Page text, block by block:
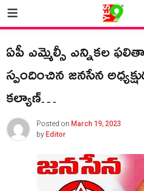
content
ఏపీ ఎమ్మెల్సీ ఎన్నికల
స్పందించిన జనసేన
కల్యాణ్‌…
Posted on March 19, 2023
by Editor